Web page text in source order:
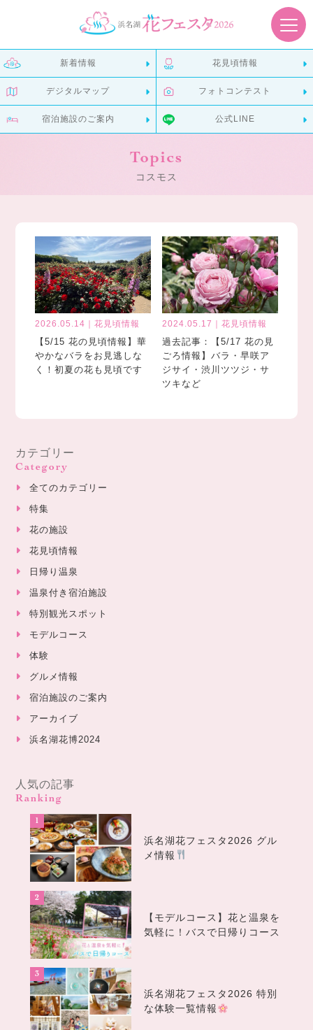
新着情報 花見頃情報
デジタルマップ フォトコンテスト
宿泊施設のご案内 公式LINE
Topics
コスモス
2026.05.14｜花見頃情報
【5/15 花の見頃情報】華
やかなバラをお見逃しな
く！初夏の花も見頃です
2024.05.17｜花見頃情報
過去記事：【5/17 花の見
ごろ情報】バラ・早咲ア
ジサイ・渋川ツツジ・サ
ツキなど
カテゴリー
Category
全てのカテゴリー
特集
花の施設
花見頃情報
日帰り温泉
温泉付き宿泊施設
特別観光スポット
モデルコース
体験
グルメ情報
宿泊施設のご案内
アーカイブ
浜名湖花博2024
人気の記事
Ranking
浜名湖花フェスタ2026 グル
メ情報
【モデルコース】花と温泉を
気軽に！バスで日帰りコース
浜名湖花フェスタ2026 特別
な体験一覧情報